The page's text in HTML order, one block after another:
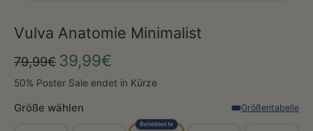
Vulva Anatomie Minimalist
79,99€ 39,99€
50% Poster Sale endet in Kürze
Größe wählen Größentabelle
Beliebteste